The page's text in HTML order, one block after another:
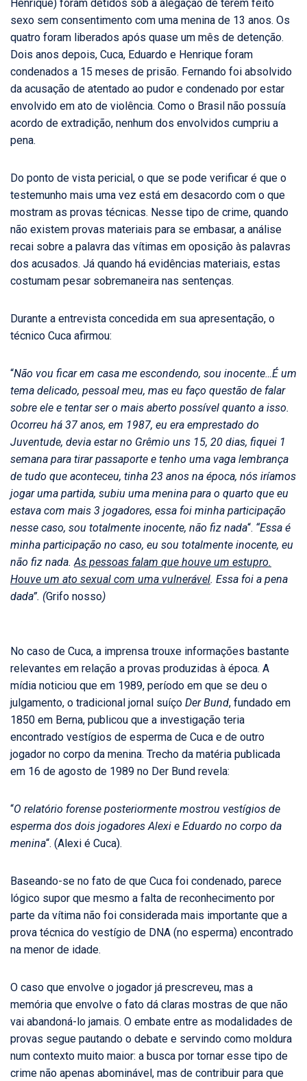
Henrique) foram detidos sob a alegação de terem feito
sexo sem consentimento com uma menina de 13 anos. Os
quatro foram liberados após quase um mês de detenção.
Dois anos depois, Cuca, Eduardo e Henrique foram
condenados a 15 meses de prisão. Fernando foi absolvido
da acusação de atentado ao pudor e condenado por estar
envolvido em ato de violência. Como o Brasil não possuía
acordo de extradição, nenhum dos envolvidos cumpriu a
pena.
Do ponto de vista pericial, o que se pode verificar é que o
testemunho mais uma vez está em desacordo com o que
mostram as provas técnicas. Nesse tipo de crime, quando
não existem provas materiais para se embasar, a análise
recai sobre a palavra das vítimas em oposição às palavras
dos acusados. Já quando há evidências materiais, estas
costumam pesar sobremaneira nas sentenças.
Durante a entrevista concedida em sua apresentação, o
técnico Cuca afirmou:
“Não vou ficar em casa me escondendo, sou inocente…É um
tema delicado, pessoal meu, mas eu faço questão de falar
sobre ele e tentar ser o mais aberto possível quanto a isso.
Ocorreu há 37 anos, em 1987, eu era emprestado do
Juventude, devia estar no Grêmio uns 15, 20 dias, fiquei 1
semana para tirar passaporte e tenho uma vaga lembrança
de tudo que aconteceu, tinha 23 anos na época, nós iríamos
jogar uma partida, subiu uma menina para o quarto que eu
estava com mais 3 jogadores, essa foi minha participação
nesse caso, sou totalmente inocente, não fiz nada“. “Essa é
minha participação no caso, eu sou totalmente inocente, eu
não fiz nada.As pessoas falam que houve um estupro.
Houve um ato sexual com uma vulnerável. Essa foi a pena
dada”. (Grifo nosso)
No caso de Cuca, a imprensa trouxe informações bastante
relevantes em relação a provas produzidas à época. A
mídia noticiou que em 1989, período em que se deu o
julgamento, o tradicional jornal suíço Der Bund, fundado em
1850 em Berna, publicou que a investigação teria
encontrado vestígios de esperma de Cuca e de outro
jogador no corpo da menina. Trecho da matéria publicada
em 16 de agosto de 1989 no Der Bund revela:
“O relatório forense posteriormente mostrou vestígios de
esperma dos dois jogadores Alexi e Eduardo no corpo da
menina“. (Alexi é Cuca).
Baseando-se no fato de que Cuca foi condenado, parece
lógico supor que mesmo a falta de reconhecimento por
parte da vítima não foi considerada mais importante que a
prova técnica do vestígio de DNA (no esperma) encontrado
na menor de idade.
O caso que envolve o jogador já prescreveu, mas a
memória que envolve o fato dá claras mostras de que não
vai abandoná-lo jamais. O embate entre as modalidades de
provas segue pautando o debate e servindo como moldura
num contexto muito maior: a busca por tornar esse tipo de
crime não apenas abominável, mas de contribuir para que